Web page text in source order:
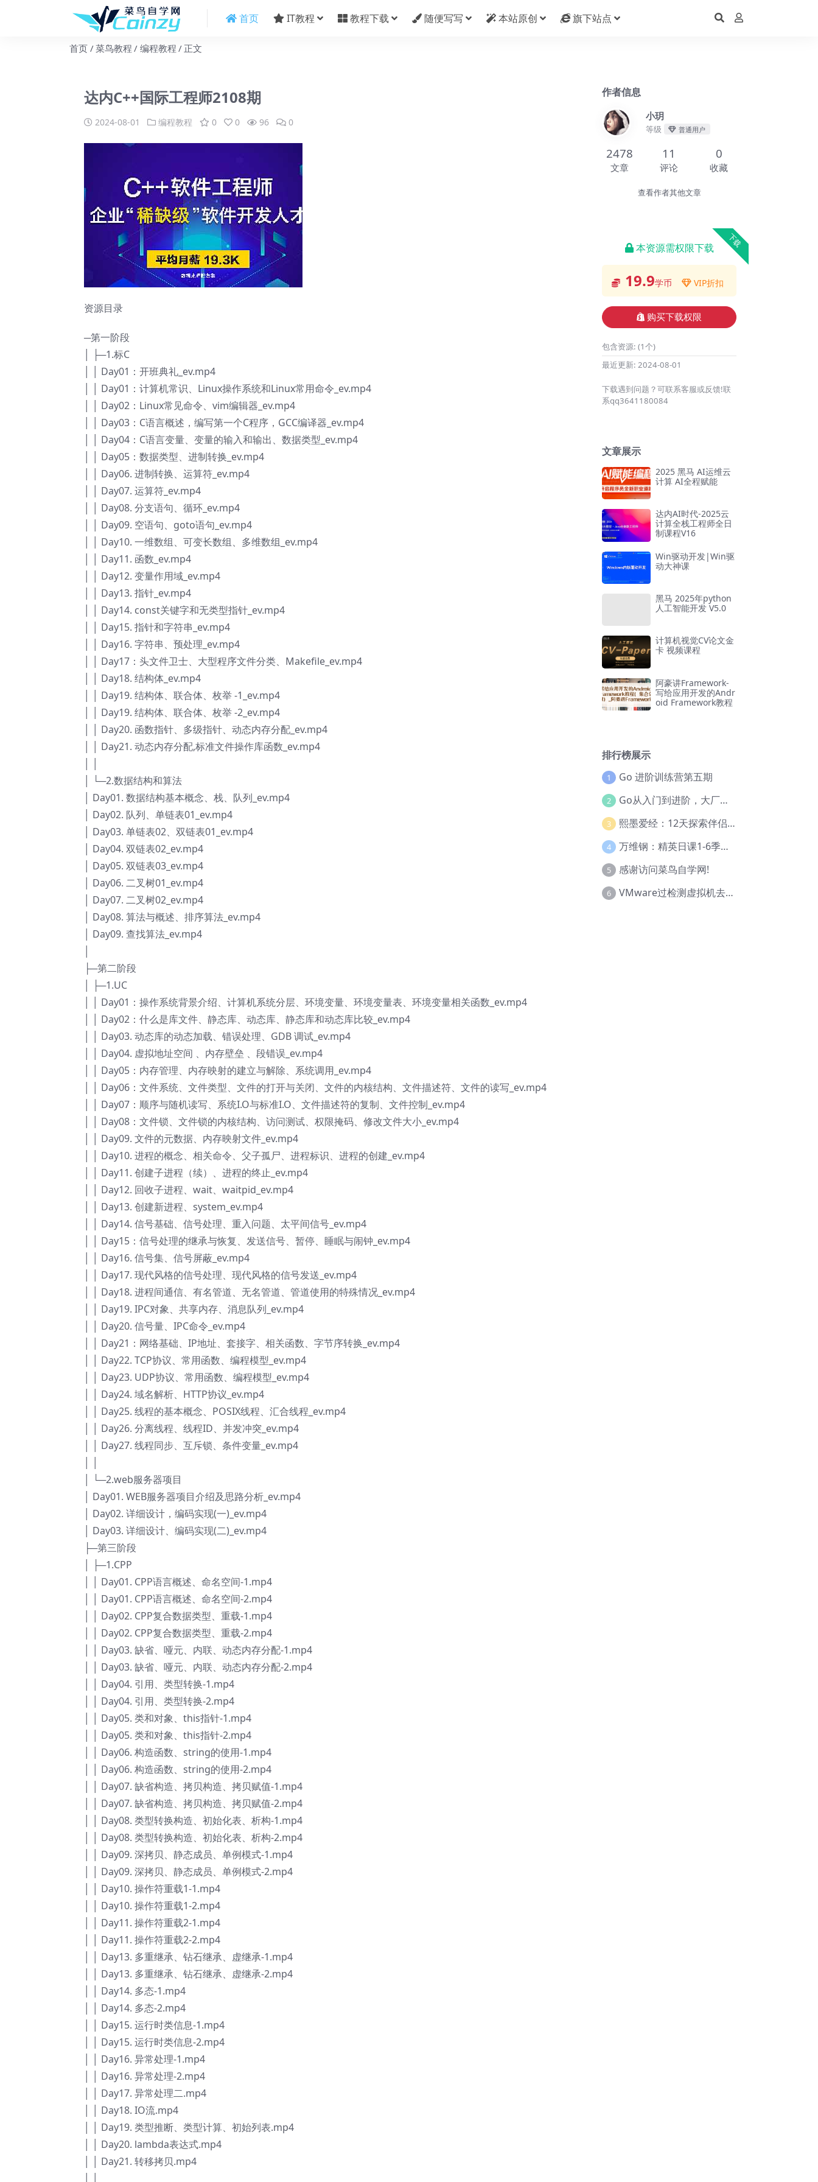
首页 IT教程 教程下载 随便写写 本站原创 旗下站点
首页 菜鸟教程 编程教程 正文
达内C++国际工程师2108期
2024-08-01 编程教程 0 0 96 0
资源目录
─第一阶段
│ ├─1.标C
│ │ Day01：开班典礼_ev.mp4
│ │ Day01：计算机常识、Linux操作系统和Linux常用命令_ev.mp4
│ │ Day02：Linux常见命令、vim编辑器_ev.mp4
│ │ Day03：C语言概述，编写第一个C程序，GCC编译器_ev.mp4
│ │ Day04：C语言变量、变量的输入和输出、数据类型_ev.mp4
│ │ Day05：数据类型、进制转换_ev.mp4
│ │ Day06. 进制转换、运算符_ev.mp4
│ │ Day07. 运算符_ev.mp4
│ │ Day08. 分支语句、循环_ev.mp4
│ │ Day09. 空语句、goto语句_ev.mp4
│ │ Day10. 一维数组、可变长数组、多维数组_ev.mp4
│ │ Day11. 函数_ev.mp4
│ │ Day12. 变量作用域_ev.mp4
│ │ Day13. 指针_ev.mp4
│ │ Day14. const关键字和无类型指针_ev.mp4
│ │ Day15. 指针和字符串_ev.mp4
│ │ Day16. 字符串、预处理_ev.mp4
│ │ Day17：头文件卫士、大型程序文件分类、Makefile_ev.mp4
│ │ Day18. 结构体_ev.mp4
│ │ Day19. 结构体、联合体、枚举 -1_ev.mp4
│ │ Day19. 结构体、联合体、枚举 -2_ev.mp4
│ │ Day20. 函数指针、多级指针、动态内存分配_ev.mp4
│ │ Day21. 动态内存分配,标准文件操作库函数_ev.mp4
│ └─2.数据结构和算法
│ Day01. 数据结构基本概念、栈、队列_ev.mp4
│ Day02. 队列、单链表01_ev.mp4
│ Day03. 单链表02、双链表01_ev.mp4
│ Day04. 双链表02_ev.mp4
│ Day05. 双链表03_ev.mp4
│ Day06. 二叉树01_ev.mp4
│ Day07. 二叉树02_ev.mp4
│ Day08. 算法与概述、排序算法_ev.mp4
│ Day09. 查找算法_ev.mp4
├─第二阶段
│ ├─1.UC
│ │ Day01：操作系统背景介绍、计算机系统分层、环境变量、环境变量表、环境变量相关函数_ev.mp4
│ │ Day02：什么是库文件、静态库、动态库、静态库和动态库比较_ev.mp4
│ │ Day03. 动态库的动态加载、错误处理、GDB 调试_ev.mp4
│ │ Day04. 虚拟地址空间 、内存壁垒 、段错误_ev.mp4
│ │ Day05：内存管理、内存映射的建立与解除、系统调用_ev.mp4
│ │ Day06：文件系统、文件类型、文件的打开与关闭、文件的内核结构、文件描述符、文件的读写_ev.mp4
│ │ Day07：顺序与随机读写、系统I.O与标准I.O、文件描述符的复制、文件控制_ev.mp4
│ │ Day08：文件锁、文件锁的内核结构、访问测试、权限掩码、修改文件大小_ev.mp4
│ │ Day09. 文件的元数据、内存映射文件_ev.mp4
│ │ Day10. 进程的概念、相关命令、父子孤尸、进程标识、进程的创建_ev.mp4
│ │ Day11. 创建子进程（续）、进程的终止_ev.mp4
│ │ Day12. 回收子进程、wait、waitpid_ev.mp4
│ │ Day13. 创建新进程、system_ev.mp4
│ │ Day14. 信号基础、信号处理、重入问题、太平间信号_ev.mp4
│ │ Day15：信号处理的继承与恢复、发送信号、暂停、睡眠与闹钟_ev.mp4
│ │ Day16. 信号集、信号屏蔽_ev.mp4
│ │ Day17. 现代风格的信号处理、现代风格的信号发送_ev.mp4
│ │ Day18. 进程间通信、有名管道、无名管道、管道使用的特殊情况_ev.mp4
│ │ Day19. IPC对象、共享内存、消息队列_ev.mp4
│ │ Day20. 信号量、IPC命令_ev.mp4
│ │ Day21：网络基础、IP地址、套接字、相关函数、字节序转换_ev.mp4
│ │ Day22. TCP协议、常用函数、编程模型_ev.mp4
│ │ Day23. UDP协议、常用函数、编程模型_ev.mp4
│ │ Day24. 域名解析、HTTP协议_ev.mp4
│ │ Day25. 线程的基本概念、POSIX线程、汇合线程_ev.mp4
│ │ Day26. 分离线程、线程ID、并发冲突_ev.mp4
│ │ Day27. 线程同步、互斥锁、条件变量_ev.mp4
│ └─2.web服务器项目
│ Day01. WEB服务器项目介绍及思路分析_ev.mp4
│ Day02. 详细设计，编码实现(一)_ev.mp4
│ Day03. 详细设计、编码实现(二)_ev.mp4
├─第三阶段
│ ├─1.CPP
│ │ Day01. CPP语言概述、命名空间-1.mp4
│ │ Day01. CPP语言概述、命名空间-2.mp4
│ │ Day02. CPP复合数据类型、重载-1.mp4
│ │ Day02. CPP复合数据类型、重载-2.mp4
│ │ Day03. 缺省、哑元、内联、动态内存分配-1.mp4
│ │ Day03. 缺省、哑元、内联、动态内存分配-2.mp4
│ │ Day04. 引用、类型转换-1.mp4
│ │ Day04. 引用、类型转换-2.mp4
│ │ Day05. 类和对象、this指针-1.mp4
│ │ Day05. 类和对象、this指针-2.mp4
│ │ Day06. 构造函数、string的使用-1.mp4
│ │ Day06. 构造函数、string的使用-2.mp4
│ │ Day07. 缺省构造、拷贝构造、拷贝赋值-1.mp4
│ │ Day07. 缺省构造、拷贝构造、拷贝赋值-2.mp4
│ │ Day08. 类型转换构造、初始化表、析构-1.mp4
│ │ Day08. 类型转换构造、初始化表、析构-2.mp4
│ │ Day09. 深拷贝、静态成员、单例模式-1.mp4
│ │ Day09. 深拷贝、静态成员、单例模式-2.mp4
│ │ Day10. 操作符重载1-1.mp4
│ │ Day10. 操作符重载1-2.mp4
│ │ Day11. 操作符重载2-1.mp4
│ │ Day11. 操作符重载2-2.mp4
│ │ Day13. 多重继承、钻石继承、虚继承-1.mp4
│ │ Day13. 多重继承、钻石继承、虚继承-2.mp4
│ │ Day14. 多态-1.mp4
│ │ Day14. 多态-2.mp4
│ │ Day15. 运行时类信息-1.mp4
│ │ Day15. 运行时类信息-2.mp4
│ │ Day16. 异常处理-1.mp4
│ │ Day16. 异常处理-2.mp4
│ │ Day17. 异常处理二.mp4
│ │ Day18. IO流.mp4
│ │ Day19. 类型推断、类型计算、初始列表.mp4
│ │ Day20. lambda表达式.mp4
│ │ Day21. 转移拷贝.mp4
作者信息
小玥
等级 普通用户
2478
文章
11
评论
0
收藏
查看作者其他文章
下载
本资源需权限下载
19.9学币 VIP折扣
购买下载权限
包含资源: (1个)
最近更新: 2024-08-01
下载遇到问题？可联系客服或反馈!联
系qq3641180084
文章展示
2025 黑马 AI运维云
计算 AI全程赋能
达内AI时代-2025云
计算全栈工程师全日
制课程V16
Win驱动开发|Win驱
动大神课
黑马 2025年python
人工智能开发 V5.0
计算机视觉CV论文金
卡 视频课程
阿豪讲Framework-
写给应用开发的Andr
oid Framework教程
排行榜展示
1 Go 进阶训练营第五期
2 Go从入门到进阶，大厂案例全流程实践(完结)
3 熙墨爱经：12天探索伴侣亲密度
4 万维钢：精英日课1-6季合集
5 感谢访问菜鸟自学网!
6 VMware过检测虚拟机去虚拟化教程(工具+基础+进阶)